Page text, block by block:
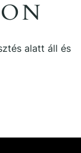
alatt áll és